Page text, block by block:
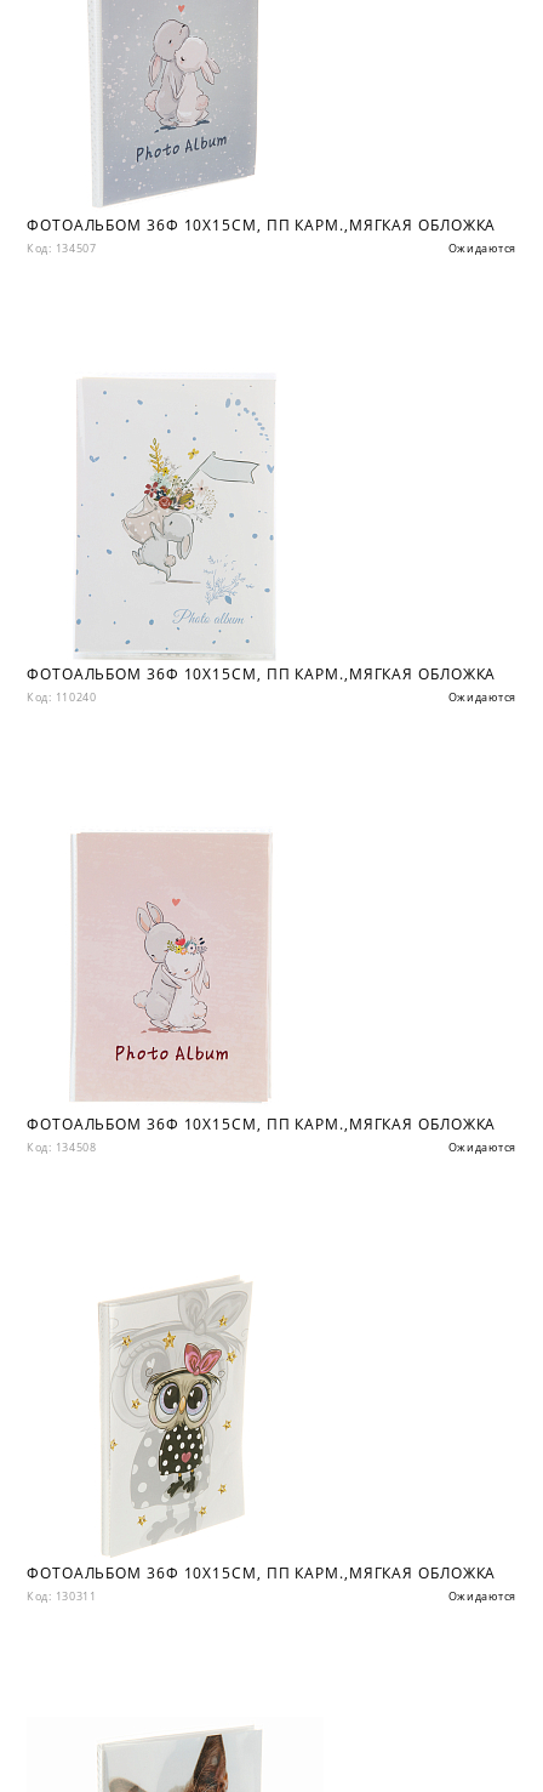
ФОТОАЛЬБОМ 36Ф 10X15СМ, ПП КАРМ.,МЯГКАЯ ОБЛОЖКА
Код: 134507 Ожидаются
ФОТОАЛЬБОМ 36Ф 10X15СМ, ПП КАРМ.,МЯГКАЯ ОБЛОЖКА
Код: 110240 Ожидаются
ФОТОАЛЬБОМ 36Ф 10X15СМ, ПП КАРМ.,МЯГКАЯ ОБЛОЖКА
Код: 134508 Ожидаются
ФОТОАЛЬБОМ 36Ф 10X15СМ, ПП КАРМ.,МЯГКАЯ ОБЛОЖКА
Код: 130311 Ожидаются